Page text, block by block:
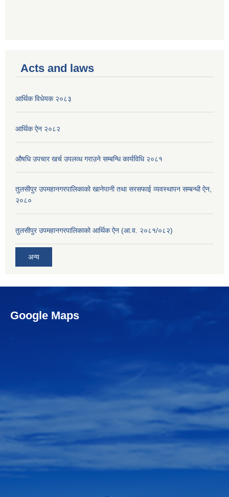
Acts and laws
आर्थिक विधेयक २०८३
आर्थिक ऐन २०८२
औषधि उपचार खर्च उपलव्ध गराउने सम्बन्धि कार्यविधि २०८१
तुलसीपुर उपमहानगरपालिकाको खानेपानी तथा सरसफाई व्यवस्थापन सम्बन्धी ऐन,
२०८०
तुलसीपुर उपमहानगरपालिकाको आर्थिक ऐन (आ.व. २०८१/०८२)
अन्य
Google Maps